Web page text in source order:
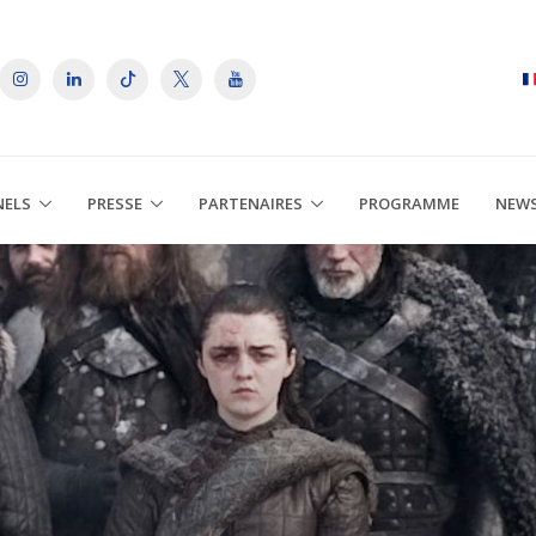
PRESSE PARTENAIRES PROGRAMME